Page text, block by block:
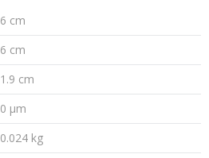
6 cm
6 cm
1.9 cm
0 µm
0.024 kg